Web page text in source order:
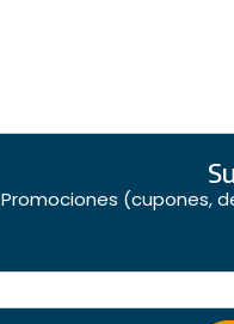
Promociones (cupones,